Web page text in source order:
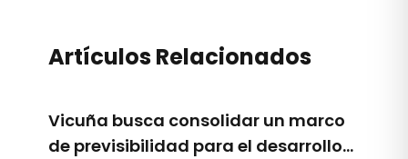
Artículos Relacionados
Vicuña busca consolidar un marco
de previsibilidad para el desarrollo